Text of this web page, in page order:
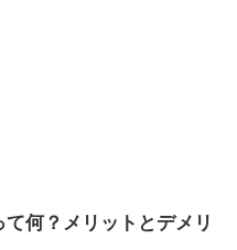
何？メリットとデメリ